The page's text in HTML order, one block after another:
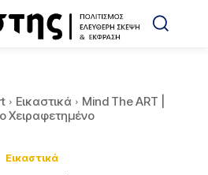
Εικαστικά
Mind The ART |
Χειραφετημένο
Εικαστικά